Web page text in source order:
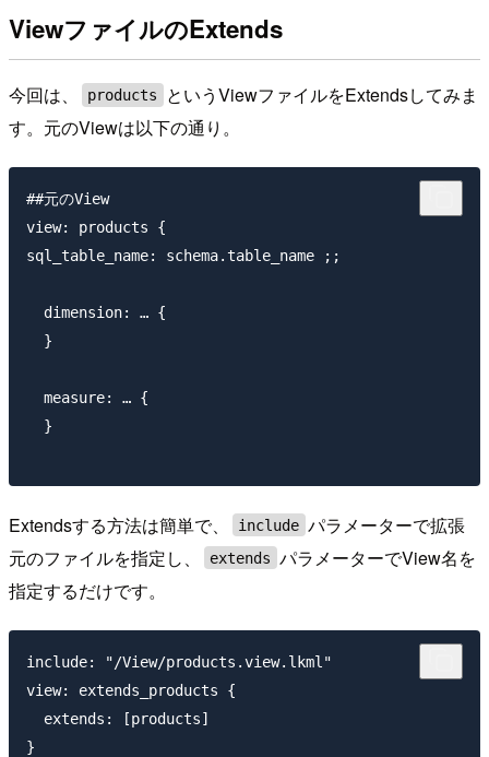
ViewファイルのExtends
今回は、 products
というViewファイルをExtendsしてみま
す。元のViewは以下の通り。
##元のView
view: products {
sql_table_name: schema.table_name ;;
  dimension: … {
  }
  measure: … {
  }
Extendsする方法は簡単で、 include パラメーターで拡張
元のファイルを指定し、
extends パラメーターでView名を
指定するだけです。
include: "/View/products.view.lkml"
view: extends_products {
  extends: [products]